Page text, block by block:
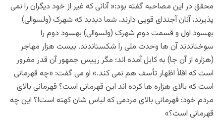
محقق در اين مصاحبه گفته بود:« آنانی که غیر از خود دیگران را نمی
پذیرند، آنان آجندای قویی دارند، شما دیدید که شهرک (ولسوالی)
بهسود اول و قسمت دوم شهرک (ولسوالی) بهسود دوم را
سوختاندند آن ها وحدت ملی را شکستاندند. بیست هزار مهاجر
(هزاره از آن جا) به کابل آمده اند؛ مگر ريیس جمهور آن قدر مغرور
است که اقلاً اظهار تأسف هم نمی کند.» او می گفت: «چه قهرمانی
است که بالای هزاره ها کرده اند این قهرمانی است؟ قهرمانی بالای
مردم خود؛ قهرمانی بالای مردمی که لباس شان کهنه است!؟ این چه
قهرمانی است؟»